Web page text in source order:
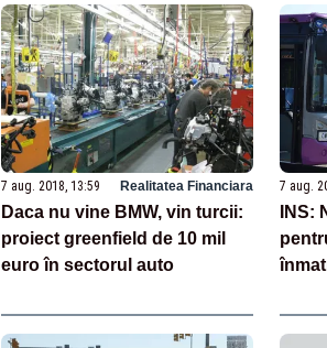
7 aug. 2018, 13:59 Realitatea Financiara
Daca nu vine BMW, vin turcii:
proiect greenfield de 10 mil
euro în sectorul auto
7 aug.
INS: